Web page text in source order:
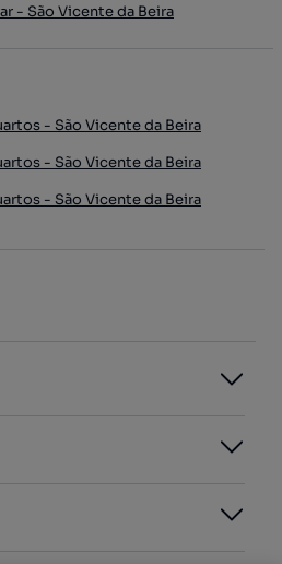
- São Vicente da Beira
- São Vicente da Beira
- São Vicente da Beira
- São Vicente da Beira